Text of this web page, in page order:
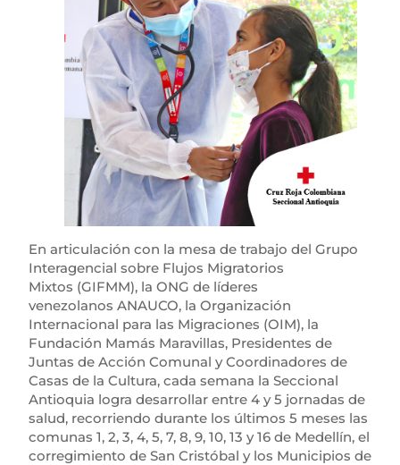
En articulación con la mesa de trabajo del Grupo
Interagencial sobre Flujos Migratorios
Mixtos (GIFMM), la ONG de líderes
venezolanos ANAUCO, la Organización
Internacional para las Migraciones (OIM), la
Fundación Mamás Maravillas, Presidentes de
Juntas de Acción Comunal y Coordinadores de
Casas de la Cultura, cada semana la Seccional
Antioquia logra desarrollar entre 4 y 5 jornadas de
salud, recorriendo durante los últimos 5 meses las
comunas 1, 2, 3, 4, 5, 7, 8, 9, 10, 13 y 16 de Medellín, el
corregimiento de San Cristóbal y los Municipios de